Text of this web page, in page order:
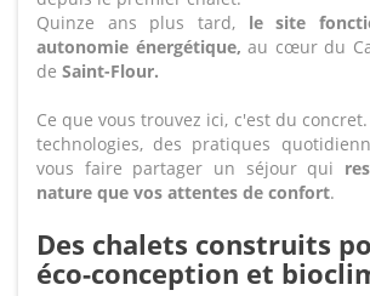
Quinze ans plus tard,le site
autonomie énergétique, au cœur du
de Saint-Flour.
Ce que vous trouvez ici, c'est du
technologies, des pratiques
vous faire partager un séjour qui
nature que vos attentes de confort.
Des chalets construits
éco-conception et